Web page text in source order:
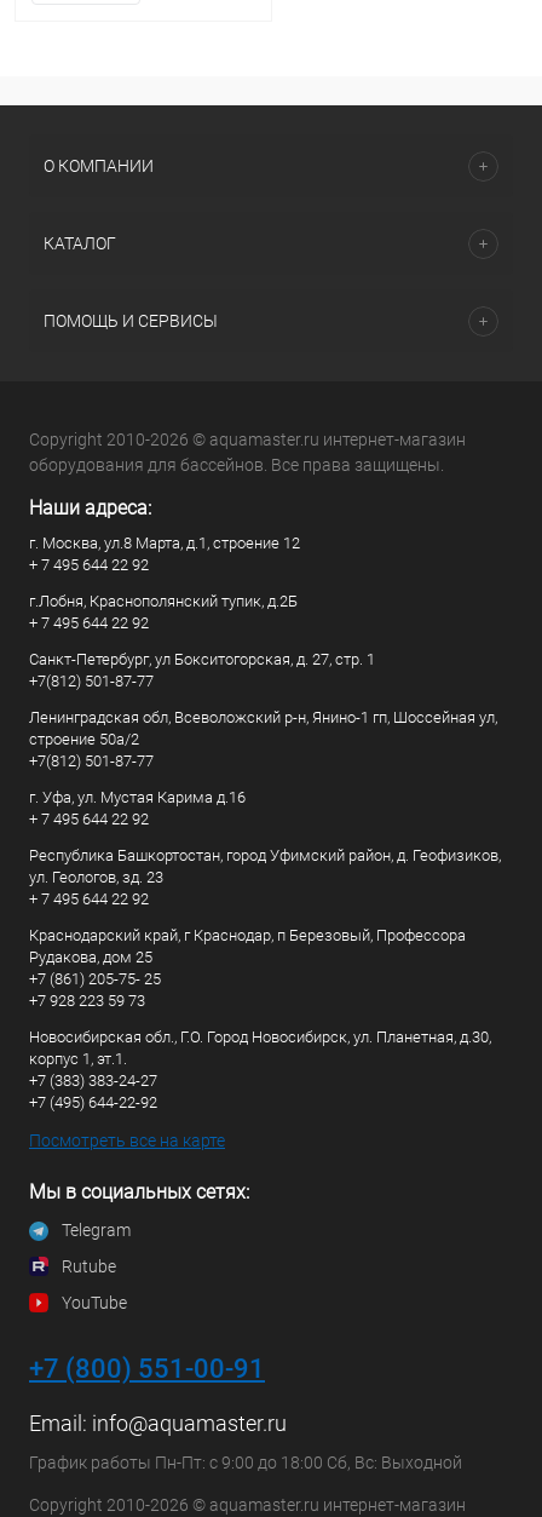
О КОМПАНИИ
КАТАЛОГ
ПОМОЩЬ И СЕРВИСЫ
Copyright 2010-2026 © aquamaster.ru интернет-магазин
оборудования для бассейнов. Все права защищены.
Наши адреса:
г. Москва, ул.8 Марта, д.1, строение 12
+ 7 495 644 22 92
г.Лобня, Краснополянский тупик, д.2Б
+ 7 495 644 22 92
Санкт-Петербург, ул Бокситогорская, д. 27, стр. 1
+7(812) 501-87-77
Ленинградская обл, Всеволожский р-н, Янино-1 гп, Шоссейная ул,
строение 50а/2
+7(812) 501-87-77
г. Уфа, ул. Мустая Карима д.16
+ 7 495 644 22 92
Республика Башкортостан, город Уфимский район, д. Геофизиков,
ул. Геологов, зд. 23
+ 7 495 644 22 92
Краснодарский край, г Краснодар, п Березовый, Профессора
Рудакова, дом 25
+7 (861) 205-75- 25
+7 928 223 59 73
Новосибирская обл., Г.О. Город Новосибирск, ул. Планетная, д.30,
корпус 1, эт.1.
+7 (383) 383-24-27
+7 (495) 644-22-92
Посмотреть все на карте
Мы в социальных сетях:
Telegram
Rutube
YouTube
+7 (800) 551-00-91
Email: info@aquamaster.ru
График работы Пн-Пт: с 9:00 до 18:00 Сб, Вс: Выходной
Copyright 2010-2026 © aquamaster.ru интернет-магазин